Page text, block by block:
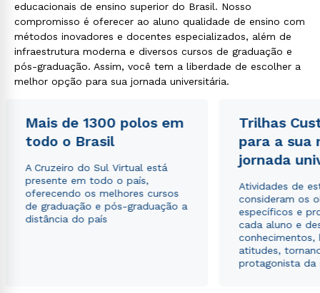
educacionais de ensino superior do Brasil. Nosso
compromisso é oferecer ao aluno qualidade de ensino com
métodos inovadores e docentes especializados, além de
infraestrutura moderna e diversos cursos de graduação e
pós-graduação. Assim, você tem a liberdade de escolher a
melhor opção para sua jornada universitária.
Mais de 1300 polos em
todo o Brasil
A Cruzeiro do Sul Virtual está
presente em todo o país,
oferecendo os melhores cursos
de graduação e pós-graduação a
distância do país
Trilhas
para a sua
jornada
Atividades de
consideram os
específicos e
cada aluno e
conhecimentos,
atitudes,
protagonista da